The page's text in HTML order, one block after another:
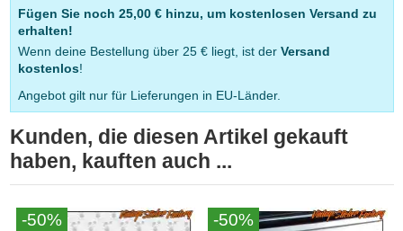
Fügen Sie noch 25,00 €hinzu, um kostenlosen Versand zu
erhalten!
Wenn deine Bestellung über 25 € liegt, ist der Versand
kostenlos!
Angebot gilt nur für Lieferungen in EU-Länder.
Kunden, die diesen Artikel gekauft
haben, kauften auch ...
-50% -50%